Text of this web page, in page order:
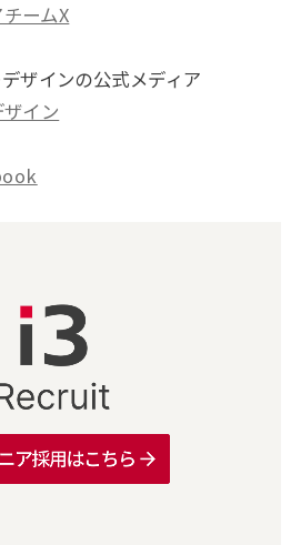
ームX
ザインの公式メディア
イン